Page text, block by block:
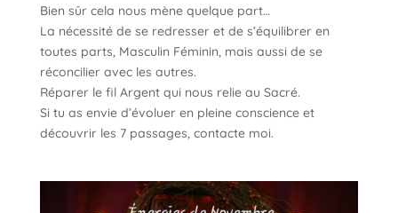
Bien sûr cela nous mène quelque part…
La nécessité de se redresser et de s’équilibrer en
toutes parts, Masculin Féminin, mais aussi de se
réconcilier avec les autres.
Réparer le fil Argent qui nous relie au Sacré.
Si tu as envie d’évoluer en pleine conscience et
découvrir les 7 passages, contacte moi.